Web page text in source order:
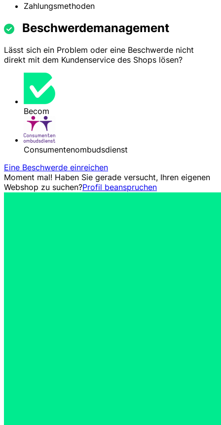
Zahlungsmethoden
Beschwerdemanagement
Lässt sich ein Problem oder eine Beschwerde nicht
direkt mit dem Kundenservice des Shops lösen?
Becom
Consumentenombudsdienst
Eine Beschwerde einreichen
Moment mal! Haben Sie gerade versucht, Ihren eigenen
Webshop zu suchen?Profil beanspruchen